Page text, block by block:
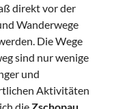
direkt vor der
Wanderwege
Die Wege
sind nur wenige
und
Aktivitäten
dieZschopau